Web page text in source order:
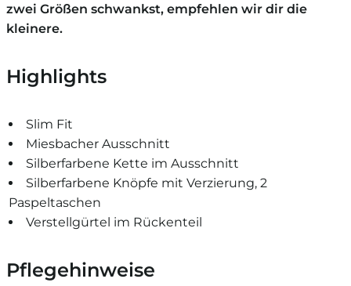
zwei Größen schwankst, empfehlen wir dir die
kleinere.
Highlights
Slim Fit
Miesbacher Ausschnitt
Silberfarbene Kette im Ausschnitt
Silberfarbene Knöpfe mit Verzierung, 2
Paspeltaschen
Verstellgürtel im Rückenteil
Pflegehinweise